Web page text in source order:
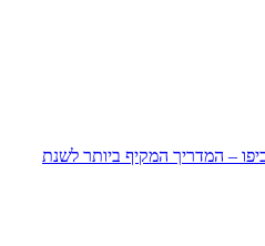
ביפו – המדריך המקיף ביותר לשנת